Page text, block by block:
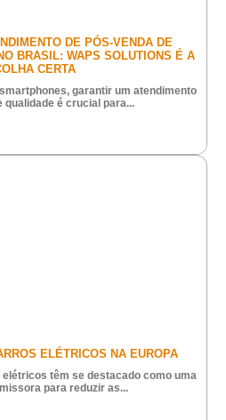
DE PÓS-VENDA DE
BRASIL: WAPS SOLUTIONS É A
CERTA
garantir um atendimento
qualidade é crucial para...
ELÉTRICOS NA EUROPA
têm se destacado como uma
para reduzir as...